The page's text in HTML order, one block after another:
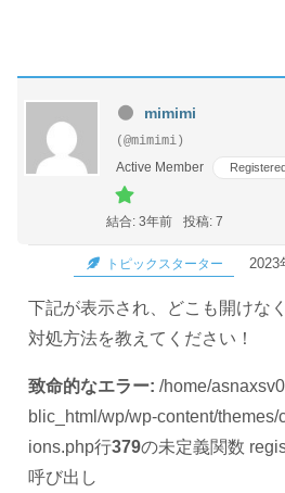
mimimi
(@mimimi)
Active Member
結合: 3年前 投稿: 7
トピックスターター 2023
下記が表示され、どこも開けな
対処方法を教えてください！
致命的なエラー: /home/
blic_html/wp/wp-content/themes/
ions.php行379の未定義関数
呼び出し